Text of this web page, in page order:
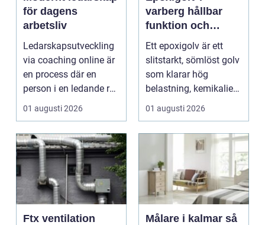
för dagens
arbetsliv
Ledarskapsutveckling
via coaching online är
en process där en
person i en ledande roll
01 augusti 2026
varberg hållbar
funktion och
snygg design i
samma lösning
Ett epoxigolv är ett
slitstarkt, sömlöst golv
som klarar hög
belastning, kemikalier
och väta utan at...
01 augusti 2026
Ftx ventilation
Målare i kalmar så